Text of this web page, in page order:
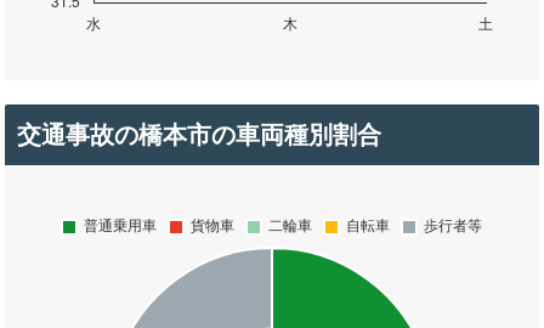
交通事故の橋本市の車両種別割合